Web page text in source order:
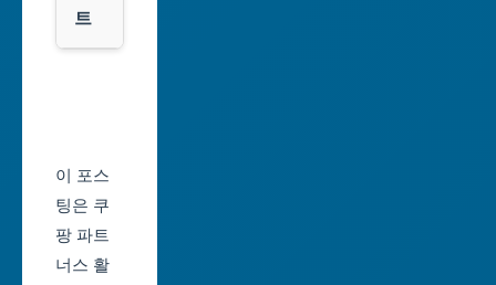
전
광
광
역
트
일
정
부
이 포스
팅은 쿠
팡 파트
너스 활